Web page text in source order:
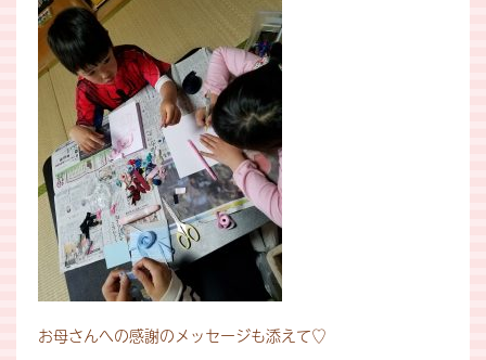
お母さんへの感謝のメッセージも添えて♡